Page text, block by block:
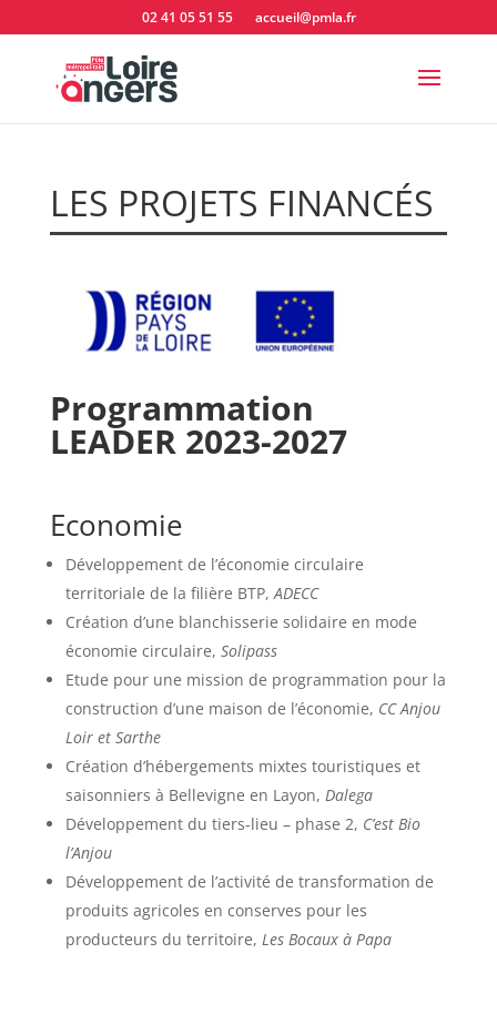
02 41 05 51 55 accueil@pmla.fr
LES PROJETS FINANCÉS
Programmation
LEADER 2023-2027
Economie
Développement de l’économie circulaire
territoriale de la filière BTP,ADECC
Création d’une blanchisserie solidaire en mode
économie circulaire, Solipass
Etude pour une mission de programmation pour la
construction d’une maison de l’économie, CC Anjou
Loir et Sarthe
Création d’hébergements mixtes touristiques et
saisonniers à Bellevigne en Layon, Dalega
Développement du tiers-lieu – phase 2, C’est Bio
l’Anjou
Développement de l’activité de transformation de
produits agricoles en conserves pour les
producteurs du territoire, Les Bocaux à Papa